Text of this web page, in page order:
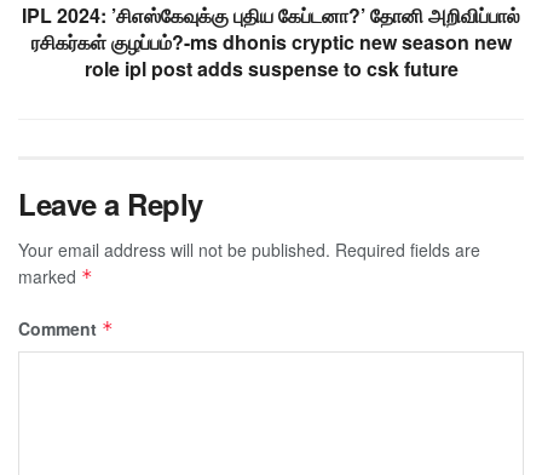
IPL 2024: ’சிஎஸ்கேவுக்கு புதிய கேப்டனா?’ தோனி அறிவிப்பால்
ரசிகர்கள் குழப்பம்?-ms dhonis cryptic new season new
role ipl post adds suspense to csk future
Leave a Reply
Your email address will not be published. Required fields are
marked *
Comment *